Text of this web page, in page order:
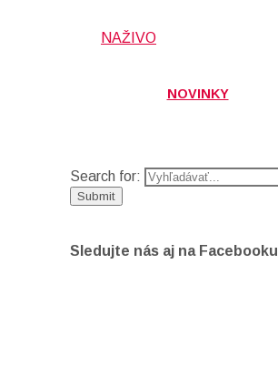
NAŽIVO
NOVINKY
Search for:
Sledujte nás aj na Facebooku